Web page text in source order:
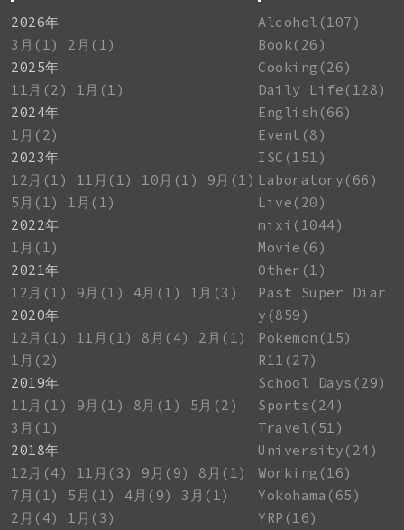
2026年
3月(1)
2月(1)
2025年
11月(2)
1月(1)
2024年
1月(2)
2023年
12月(1)
11月(1) 10月(1)
9月(1)
5月(1)
1月(1)
2022年
1月(1)
2021年
12月(1)
9月(1) 4月(1)
1月(3)
2020年
12月(1)
11月(1) 8月(4)
2月(1)
1月(2)
2019年
11月(1)
9月(1) 8月(1)
5月(2)
3月(1)
2018年
12月(4)
11月(3) 9月(9)
8月(1)
7月(1)
5月(1) 4月(9)
3月(1)
2月(4)
1月(3)
Alcohol(107)
Book(26)
Cooking(26)
Daily Life(128)
English(66)
Event(8)
ISC(151)
Laboratory(66)
Live(20)
mixi(1044)
Movie(6)
Other(1)
Past Super Diar
y(859)
Pokemon(15)
R11(27)
School Days(29)
Sports(24)
Travel(51)
University(24)
Working(16)
Yokohama(65)
YRP(16)